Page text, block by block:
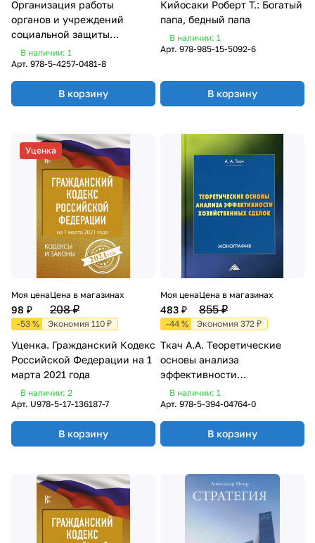
Организация работы
органов и учреждений
социальной защиты
населения, органов
Пенсионного фонда
Российской Федерации.
Учебник для СПО
В наличии: 1
Арт. 978-5-4257-0481-8
В корзину
Кийосаки Роберт Т.: Богатый
папа, бедный папа
В наличии: 1
Арт. 978-985-15-5092-6
В корзину
Уценка
Моя цена
98 ₽
Цена в магазинах
208 ₽
-53 % Экономия 110 ₽
Уценка. Гражданский Кодекс
Российской Федерации на 1
марта 2021 года
В наличии: 2
Арт. U978-5-17-136187-7
В корзину
Моя цена
483 ₽
Цена в магазинах
855 ₽
-44 % Экономия 372 ₽
Ткач А.А. Теоретические
основы анализа
эффективности
хозяйственных сделок:
Монография. 4-е изд
В наличии: 1
Арт. 978-5-394-04764-0
В корзину